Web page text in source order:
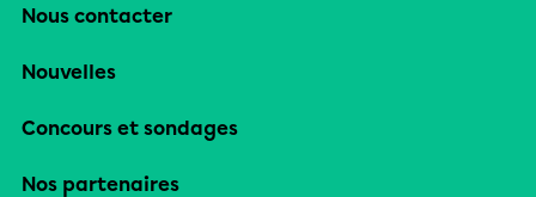
Nous contacter
Nouvelles
Concours et sondages
Nos partenaires